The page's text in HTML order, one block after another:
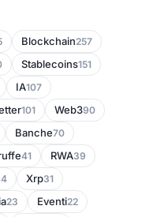
Blockchain257
Stablecoins151
IA107
101 Web390
Banche70
41 RWA39
Xrp31
23 Eventi22